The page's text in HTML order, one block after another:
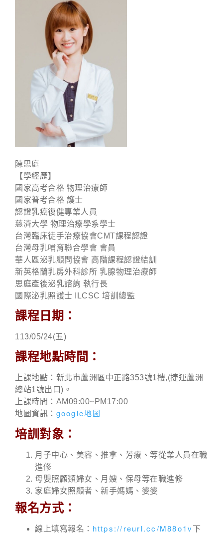
陳思庭
【學經歷】
國家高考合格 物理治療師
國家普考合格 護士
認證乳癌復健專業人員
慈濟大學 物理治療學系學士
台灣臨床徒手治療協會CMT課程認證
台灣母乳哺育聯合學會 會員
華人區泌乳顧問協會 高階課程認證結訓
新英格蘭乳房外科診所 乳腺物理治療師
思庭產後泌乳諮詢 執行長
國際泌乳照護士 ILCSC 培訓總監
課程日期：
113/05/24(五)
課程地點時間：
上課地點：新北市蘆洲區中正路353號1樓,(捷運蘆洲
總站1號出口)。
上課時間：AM09:00~PM17:00
地圖資訊： google地圖
培訓對象：
月子中心、美容、推拿、芳療、等從業人員在職
進修
母嬰照顧類婦女、月嫂、保母等在職進修
家庭婦女照顧者、新手媽媽、婆婆
報名方式：
線上填寫報名： https://reurl.cc/M88o1v 下